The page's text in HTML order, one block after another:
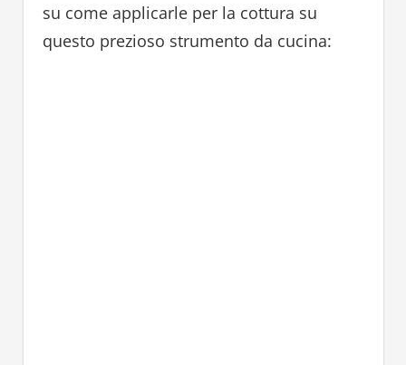
su come applicarle per la cottura su
questo prezioso strumento da cucina: